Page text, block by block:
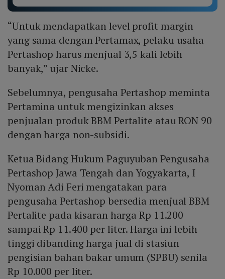
“Untuk mendapatkan level profit margin
yang sama dengan Pertamax, pelaku usaha
Pertashop harus menjual 3,5 kali lebih
banyak,” ujar Nicke.
Sebelumnya, pengusaha Pertashop meminta
Pertamina untuk mengizinkan akses
penjualan produk BBM Pertalite atau RON 90
dengan harga non-subsidi.
Ketua Bidang Hukum Paguyuban Pengusaha
Pertashop Jawa Tengah dan Yogyakarta, I
Nyoman Adi Feri mengatakan para
pengusaha Pertashop bersedia menjual BBM
Pertalite pada kisaran harga Rp 11.200
sampai Rp 11.400 per liter. Harga ini lebih
tinggi dibanding harga jual di stasiun
pengisian bahan bakar umum (SPBU) senila
Rp 10.000 per liter.